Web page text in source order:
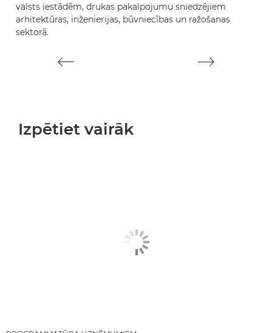
valsts iestādēm, drukas pakalpojumu sniedzējiem
arhitektūras, inženierijas, būvniecības un ražošanas
sektorā.
Izpētiet vairāk